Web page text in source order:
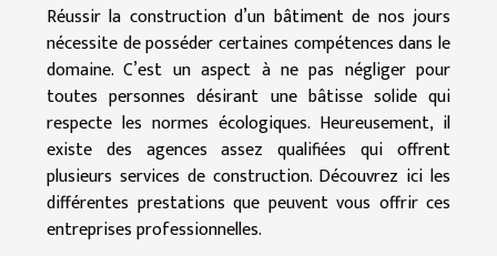
Réussir la construction d’un bâtiment de nos jours
nécessite de posséder certaines compétences dans le
domaine. C’est un aspect à ne pas négliger pour
toutes personnes désirant une bâtisse solide qui
respecte les normes écologiques. Heureusement, il
existe des agences assez qualifiées qui offrent
plusieurs services de construction. Découvrez ici les
différentes prestations que peuvent vous offrir ces
entreprises professionnelles.